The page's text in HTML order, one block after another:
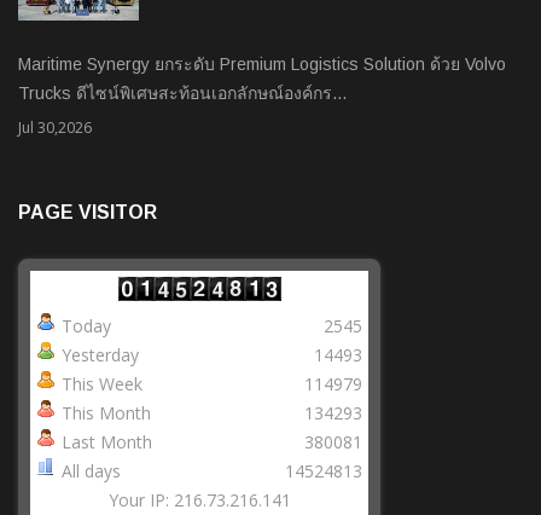
Maritime Synergy ยกระดับ Premium Logistics Solution ด้วย Volvo
Trucks ดีไซน์พิเศษสะท้อนเอกลักษณ์องค์กร…
Jul 30,2026
PAGE VISITOR
Today
Yesterday
This Week
This Month
Last Month
All days
2545
14493
114979
134293
380081
14524813
Your IP: 216.73.216.141